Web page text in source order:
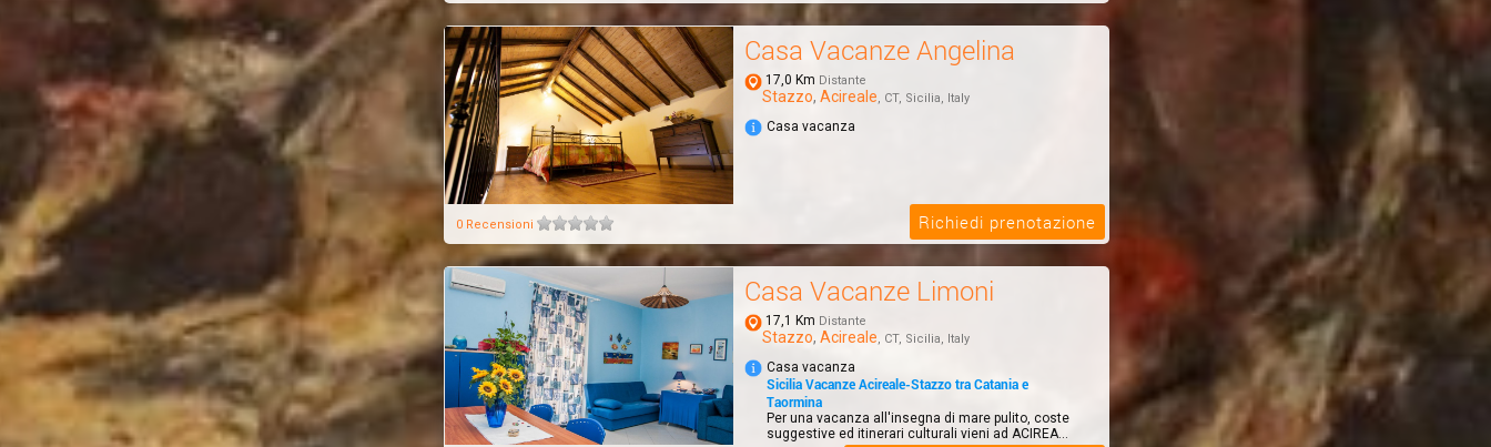
Casa Vacanze Angelina
17,0 Km Distante
Stazzo, Acireale, CT, Sicilia, Italy
Casa vacanza
0 Recensioni Richiedi prenotazione
Casa Vacanze Limoni
17,1 Km Distante
Stazzo, Acireale, CT, Sicilia, Italy
Casa vacanza
Sicilia Vacanze Acireale-Stazzo tra Catania e
Taormina
Per una vacanza all'insegna di mare pulito, coste
suggestive ed itinerari culturali vieni ad ACIREA...